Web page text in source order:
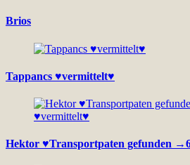
Brios
Tappancs ♥vermittelt♥
Hektor ♥Transportpaten gefunden